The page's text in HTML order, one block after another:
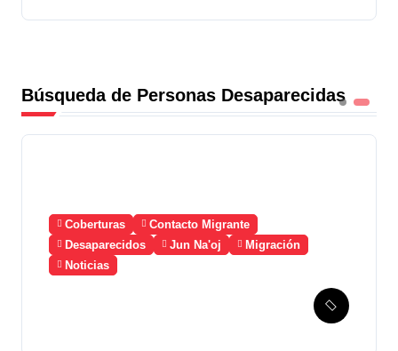
Búsqueda de Personas Desaparecidas
Coberturas
Contacto Migrante
Desaparecidos
Jun Na'oj
Migración
Noticias